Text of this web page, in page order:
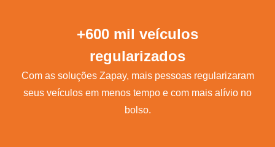
+600 mil veículos
regularizados
Com as soluções Zapay, mais pessoas regularizaram
seus veículos em menos tempo e com mais alívio no
bolso.